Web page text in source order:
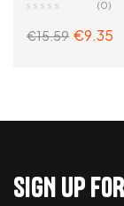
(0)
€15.59 €9.35
SIGN UP